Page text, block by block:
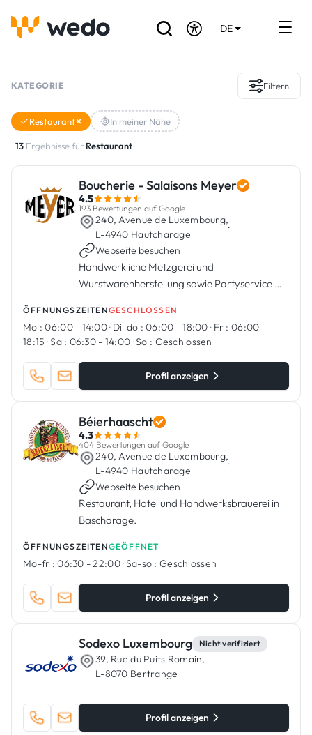
DE
Referenzen
Stellenbörse
Sind Sie Handwerker?
Einloggen
KATEGORIE Filtern
Restaurant In meiner Nähe
13 Ergebnisse für Restaurant
Boucherie - Salaisons Meyer
4.5
193 Bewertungen auf Google
240, Avenue de Luxembourg,
L-4940 Hautcharage
·
Webseite besuchen
Handwerkliche Metzgerei und
Wurstwarenherstellung sowie Partyservice mit
ÖFFNUNGSZEITENGESCHLOSSEN
Mo : 06:00 - 14:00· Di-do : 06:00 - 18:00· Fr : 06:00 -
18:15 ·Sa : 06:30 - 14:00 ·So : Geschlossen
Profil anzeigen
Béierhaascht
4.3
404 Bewertungen auf Google
240, Avenue de Luxembourg,
L-4940 Hautcharage
·
Webseite besuchen
Restaurant, Hotel und Handwerksbrauerei in
Bascharage.
ÖFFNUNGSZEITENGEÖFFNET
Mo-fr : 06:30 - 22:00·Sa-so : Geschlossen
Profil anzeigen
Sodexo Luxembourg Nicht verifiziert
39, Rue du Puits Romain,
L-8070 Bertrange
Profil anzeigen